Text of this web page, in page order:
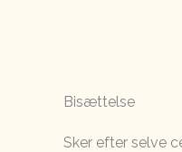
Bisættelse
Sker efter selve